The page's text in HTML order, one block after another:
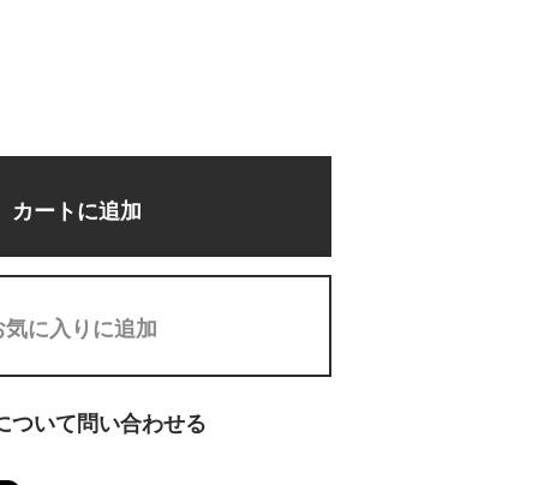
カートに追加
気に入りに追加
ついて問い合わせる